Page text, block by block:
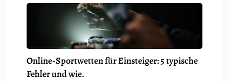
Online-Sportwetten für Einsteiger: 5 typische
Fehler und wie.